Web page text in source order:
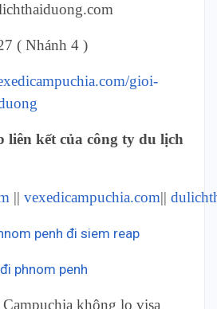
( Nhánh 4 )
gioi-
liên kết của công ty du lịch
|| vexedicampuchia.com||
penh đi siem reap
phnom penh
không lo visa